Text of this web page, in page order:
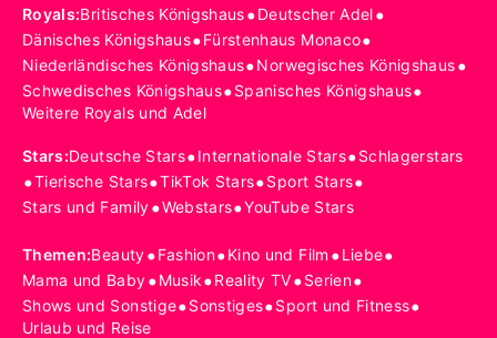
Royals:Britisches Königshaus•Deutscher Adel•
Dänisches Königshaus•Fürstenhaus Monaco•
Niederländisches Königshaus•Norwegisches Königshaus•
Schwedisches Königshaus•Spanisches Königshaus•
Weitere Royals und Adel
Stars:Deutsche Stars•Internationale Stars•Schlagerstars
•Tierische Stars•TikTok Stars•Sport Stars•
Stars und Family•Webstars•YouTube Stars
Themen:Beauty•Fashion•Kino und Film •Liebe•
Mama und Baby•Musik•Reality TV•Serien•
Shows und Sonstige•Sonstiges•Sport und Fitness•
Urlaub und Reise